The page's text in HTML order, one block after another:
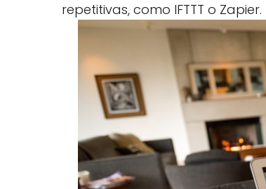
repetitivas, como IFTTT o Zapier.